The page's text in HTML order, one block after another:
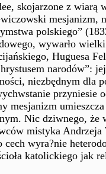
skojarzone z wiarą
mesjanizm,
polskiego”
wywarło
Huguesa
narodów”:
niezbędnym dla
przyniesie
mesjanizm
Nic dziwnego, że
mistyka
cech wyra?nie
katolickiego jak